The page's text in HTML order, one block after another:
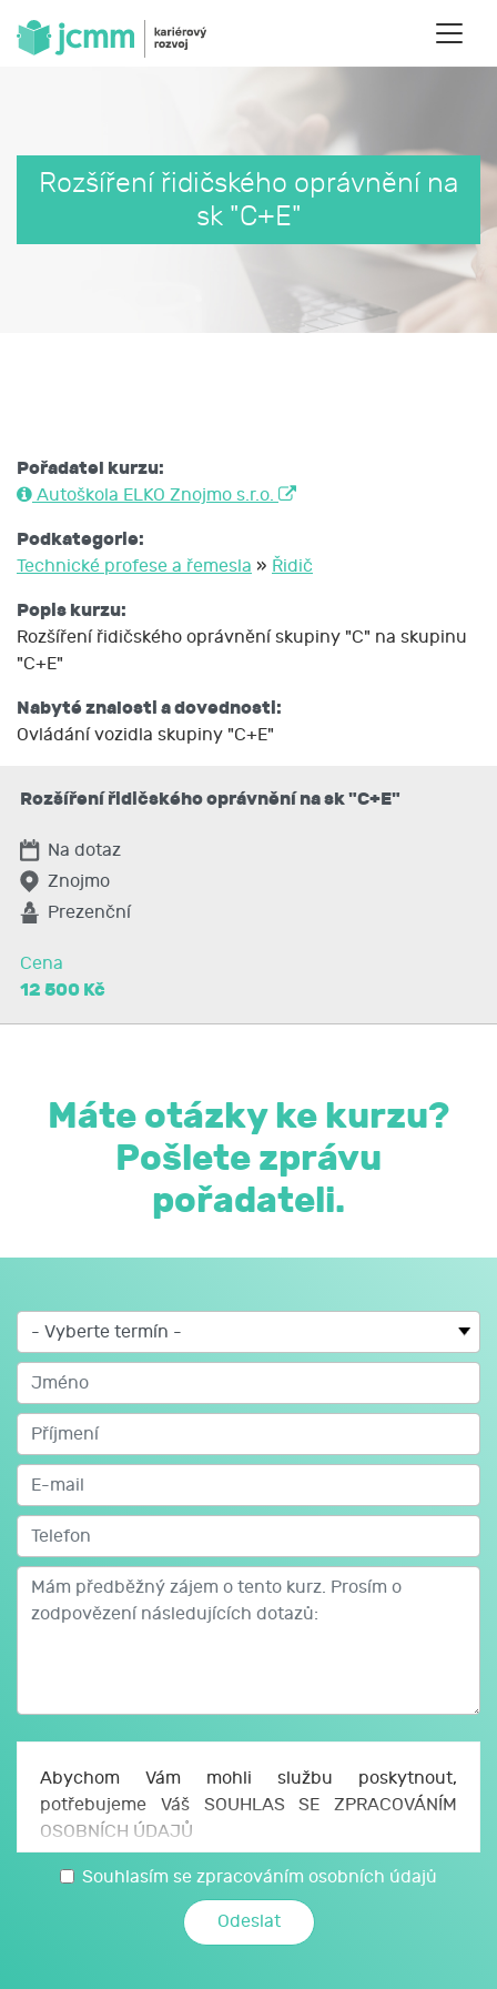
Rozšíření řidičského oprávnění na
sk "C+E"
Pořadatel kurzu:
Autoškola ELKO Znojmo s.r.o.
Podkategorie:
Technické profese a řemesla » Řidič
Popis kurzu:
Rozšíření řidičského oprávnění skupiny "C" na skupinu
"C+E"
Nabyté znalosti a dovednosti:
Ovládání vozidla skupiny "C+E"
Rozšíření řidičského oprávnění na sk "C+E"
Na dotaz
Znojmo
Prezenční
Cena
12 500 Kč
Máte otázky ke kurzu?
Pošlete zprávu
pořadateli.
Abychom Vám mohli službu poskytnout,
potřebujeme Váš SOUHLAS SE ZPRACOVÁNÍM
OSOBNÍCH ÚDAJŮ
Uděluji JCMM, z. s. p. o., sídlo Česká 166/11, 602
00 Brno, IČO: 750 64 707 (JCMM) souhlas se
zpracováním svých osobních a citlivých údajů,
Souhlasím se zpracováním osobních údajů